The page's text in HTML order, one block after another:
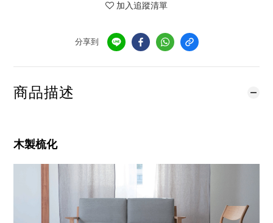
加入追蹤清單
分享到
商品描述
木製梳化